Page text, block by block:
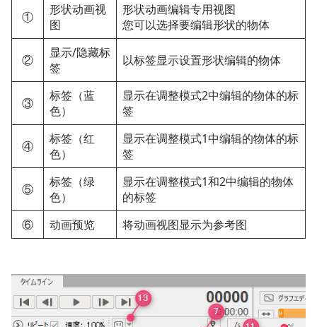
①
形状动画视
图
形状动画编辑专用视图
您可以选择要编辑形状的物体
②
显示/隐藏标
签
以标签显示设置形状编辑的物体
③
标签（蓝
色）
显示在调整模式2中编辑的物体的标
签
④
标签（红
色）
显示在调整模式1中编辑的物体的标
签
⑤
标签（绿
色）
显示在调整模式1和2中编辑的物体
的标签
⑥
动画预览 将动画视图显示为参考图